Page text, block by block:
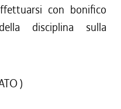
con bonifico
disciplina sulla
)